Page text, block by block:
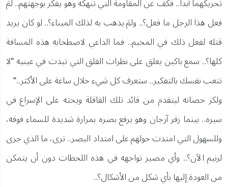
فعل هذا الرجل ما فعل؟.. ولمَ يذهب به لذلك الميناء؟.. لو كان يريد
قتله لفعل ذلك في المخيم.. فما الداعي لاصطحابه هذه المسافة
كلها؟.. سمع باكين يعلق على نظرات القلق التي تبدت في عينيه "لا
تتعب نفسك بالتفكير.. ستعرف كل شيء خلال ساعة على الأكثر.."
ولكز حصانه ليتقدم من قائد تلك القافلة ويحثه على الإسراع في
سيره.. بينما زفر آرجان وهو يرفع بصره بمرارة شديدة للسماء فوقه،
وللسهول التي امتدت حولهم على امتداد البصر.. ترى، ما الذي جرى
لرنيم الآن؟.. وأي مصير تواجهه في هذه اللحظات دون أن يتمكن
من العودة إليها بأي شكل من الأشكال؟..